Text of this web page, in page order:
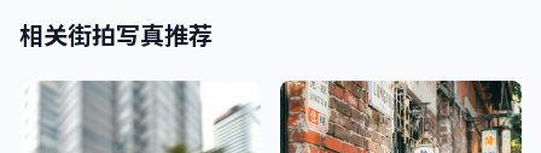
相关街拍写真推荐